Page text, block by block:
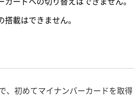
載はできません。
、初めてマイナンバーカードを取得